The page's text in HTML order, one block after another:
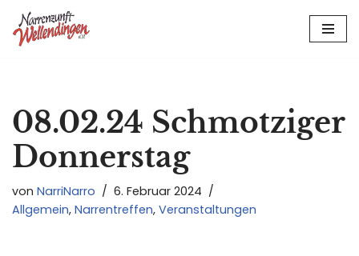
Zum
08.02.24 Schmotziger
Donnerstag
von NarriNarro
6. Februar 2024
Allgemein, Narrentreffen, Veranstaltungen